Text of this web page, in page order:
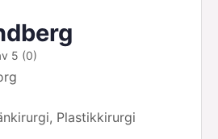
5 (0)
Plastikkirurgi